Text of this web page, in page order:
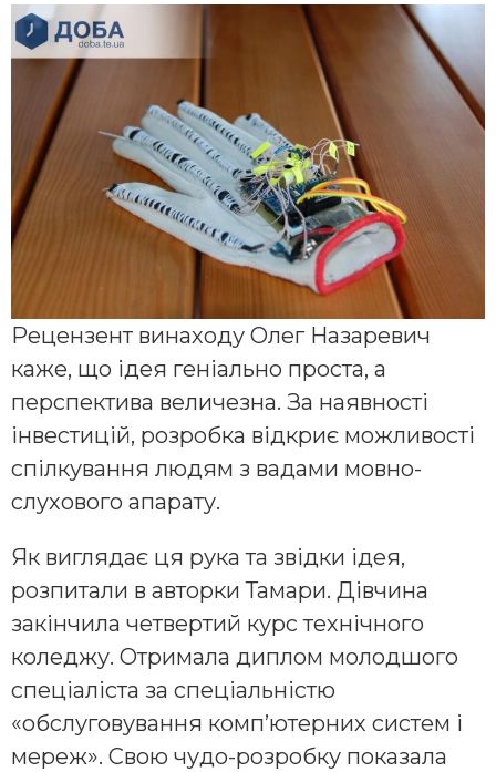
Рецензент винаходу Олег Назаревич
каже, що ідея геніально проста, а
перспектива величезна. За наявності
інвестицій, розробка відкриє можливості
спілкування людям з вадами мовно-
слухового апарату.
Як виглядає ця рука та звідки ідея,
розпитали в авторки Тамари. Дівчина
закінчила четвертий курс технічного
коледжу. Отримала диплом молодшого
спеціаліста за спеціальністю
«обслуговування комп’ютерних систем і
мереж». Свою чудо-розробку показала